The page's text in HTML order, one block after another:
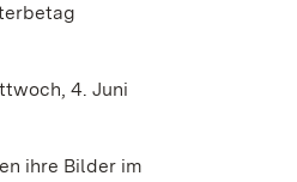
4. Juni
ihre Bilder im